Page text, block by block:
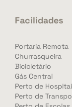
Facilidades
Portaria Remota
Churrasqueira
Bicicletário
Gás Central
Perto de
Perto de